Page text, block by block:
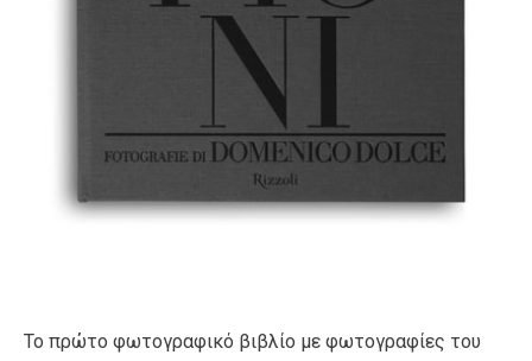
Το πρώτο φωτογραφικό βιβλίο με φωτογραφίες του